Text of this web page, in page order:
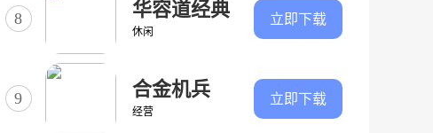
8
华容道经典
闯关
休闲
立即下载
9 合金机兵
经营
立即下载